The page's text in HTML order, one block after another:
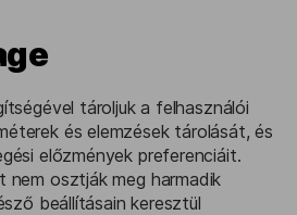
tároljuk a felhasználói
és elemzések tárolását, és
előzmények preferenciáit.
osztják meg harmadik
beállításain keresztül